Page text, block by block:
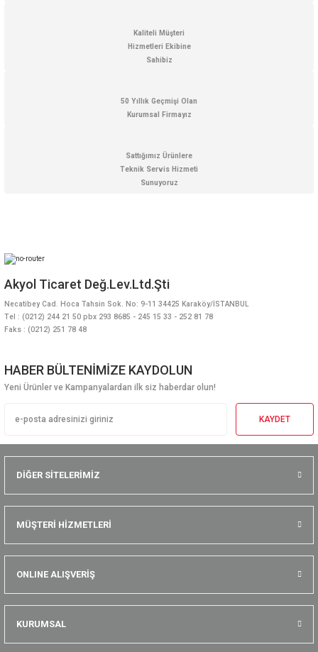
Kaliteli Müşteri
Hizmetleri Ekibine
Sahibiz
50 Yıllık Geçmişi Olan
Kurumsal Firmayız
Sattığımız Ürünlere
Teknik Servis Hizmeti
Sunuyoruz
Akyol Ticaret Değ.Lev.Ltd.Şti
Necatibey Cad. Hoca Tahsin Sok. No: 9-11 34425 Karaköy/İSTANBUL
Tel : (0212) 244 21 50 pbx 293 8685 - 245 15 33 - 252 81 78
Faks : (0212) 251 78 48
HABER BÜLTENİMİZE KAYDOLUN
Yeni Ürünler ve Kampanyalardan ilk siz haberdar olun!
KAYDET
DİĞER SİTELERİMİZ
MÜŞTERİ HİZMETLERİ
ONLINE ALIŞVERİŞ
KURUMSAL